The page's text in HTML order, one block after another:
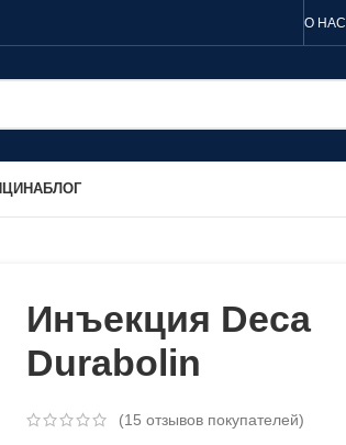
О НАС
БЛОГ
Инъекция Deca
Durabolin
(15 отзывов покупателей)